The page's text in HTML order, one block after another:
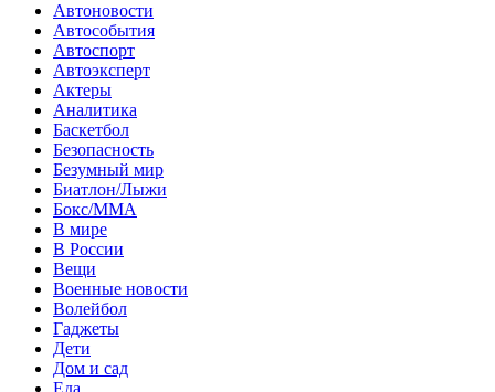
Автоновости
Автособытия
Автоспорт
Автоэксперт
Актеры
Аналитика
Баскетбол
Безопасность
Безумный мир
Биатлон/Лыжи
Бокс/MMA
В мире
В России
Вещи
Военные новости
Волейбол
Гаджеты
Дети
Дом и сад